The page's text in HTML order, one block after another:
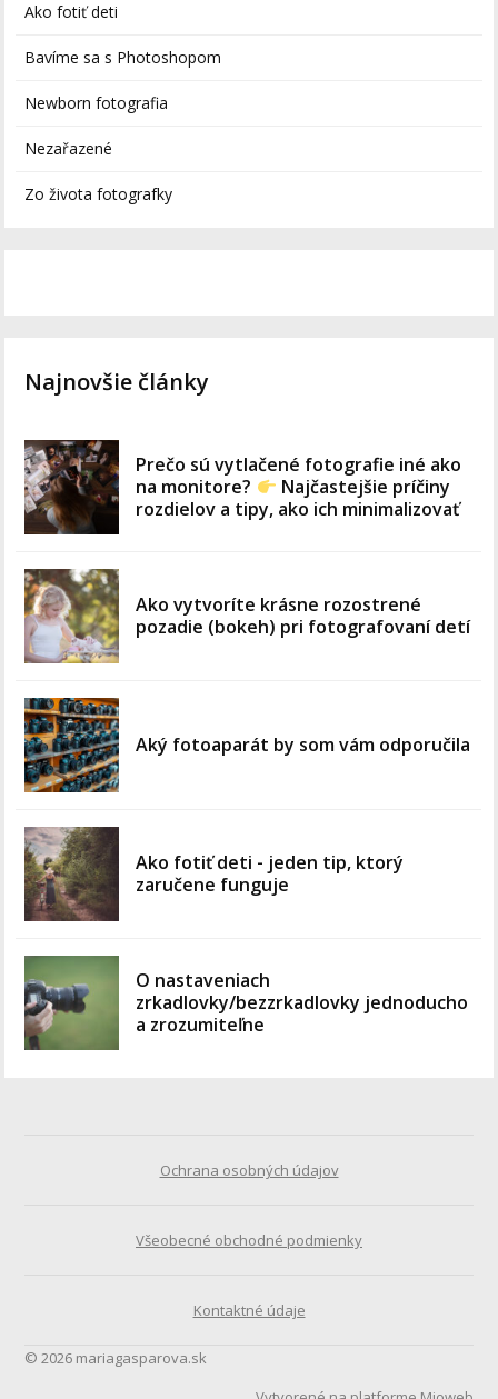
Ako fotiť deti
Bavíme sa s Photoshopom
Newborn fotografia
Nezařazené
Zo života fotografky
Najnovšie články
Prečo sú vytlačené fotografie iné ako
na monitore?
Najčastejšie príčiny
rozdielov a tipy, ako ich minimalizovať
Ako vytvoríte krásne rozostrené
pozadie (bokeh) pri fotografovaní detí
Aký fotoaparát by som vám odporučila
Ako fotiť deti - jeden tip, ktorý
zaručene funguje
O nastaveniach
zrkadlovky/bezzrkadlovky jednoducho
a zrozumiteľne
Ochrana osobných údajov
Všeobecné obchodné podmienky
Kontaktné údaje
© 2026 mariagasparova.sk